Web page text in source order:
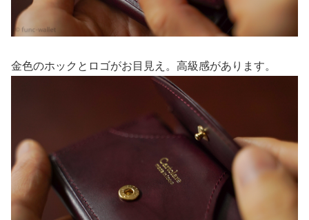
金色のホックとロゴがお目見え。高級感があります。